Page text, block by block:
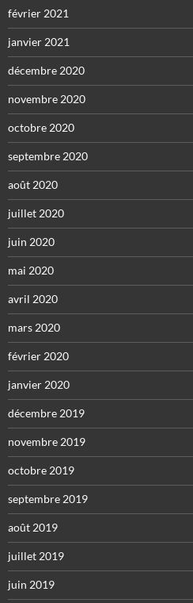
février 2021
janvier 2021
décembre 2020
novembre 2020
octobre 2020
septembre 2020
août 2020
juillet 2020
juin 2020
mai 2020
avril 2020
mars 2020
février 2020
janvier 2020
décembre 2019
novembre 2019
octobre 2019
septembre 2019
août 2019
juillet 2019
juin 2019